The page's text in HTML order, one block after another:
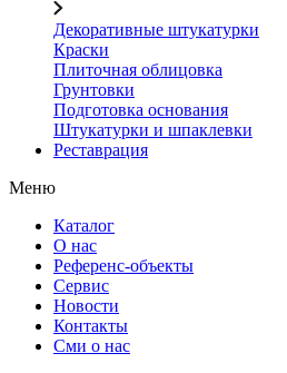
Декоративные штукатурки
Краски
Плиточная облицовка
Грунтовки
Подготовка основания
Штукатурки и шпаклевки
Реставрация
Меню
Каталог
О нас
Референс-объекты
Сервис
Новости
Контакты
Сми о нас